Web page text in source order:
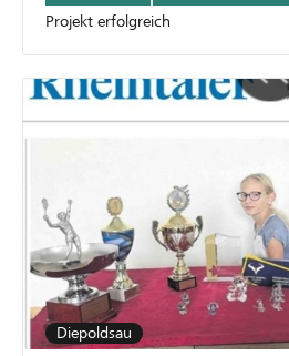
Projekt erfolgreich
Diepoldsau